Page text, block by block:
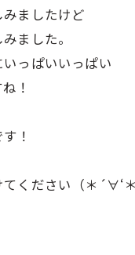
ましたけど
ました。
っぱいいっぱい
！
！
ください（＊´∀‘＊